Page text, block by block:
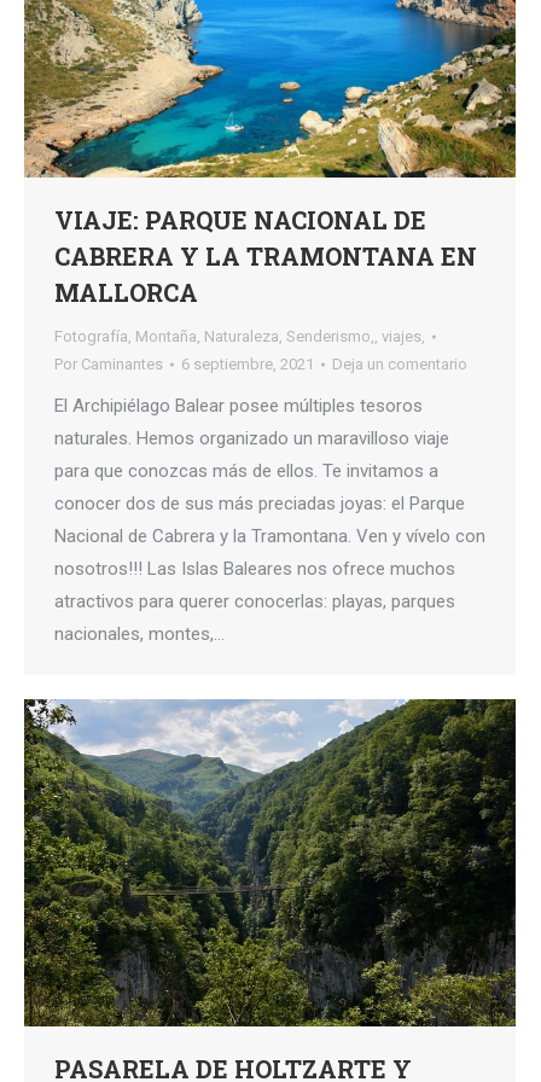
VIAJE: PARQUE NACIONAL DE
CABRERA Y LA TRAMONTANA EN
MALLORCA
Fotografía, Montaña, Naturaleza, Senderismo,, viajes,
Por Caminantes 6 septiembre, 2021 Deja un comentario
El Archipiélago Balear posee múltiples tesoros
naturales. Hemos organizado un maravilloso viaje
para que conozcas más de ellos. Te invitamos a
conocer dos de sus más preciadas joyas: el Parque
Nacional de Cabrera y la Tramontana. Ven y vívelo con
nosotros!!! Las Islas Baleares nos ofrece muchos
atractivos para querer conocerlas: playas, parques
nacionales, montes,…
PASARELA DE HOLTZARTE Y